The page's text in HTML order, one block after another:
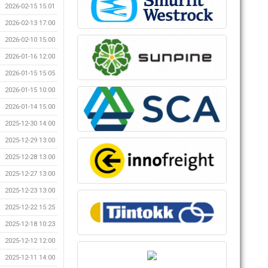
2026-02-15 15:01
2026-02-13 17:00
2026-02-10 15:00
2026-01-16 12:00
2026-01-15 15:05
2026-01-15 10:00
2026-01-14 15:00
2025-12-30 14:00
2025-12-29 13:00
2025-12-28 13:00
2025-12-27 13:00
2025-12-23 13:00
2025-12-22 15:25
2025-12-18 10:23
2025-12-12 12:00
2025-12-11 14:00